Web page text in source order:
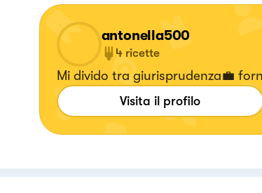
antonella500
4 ricette
Mi divido tra giurisprudenza💼
Visita il profilo